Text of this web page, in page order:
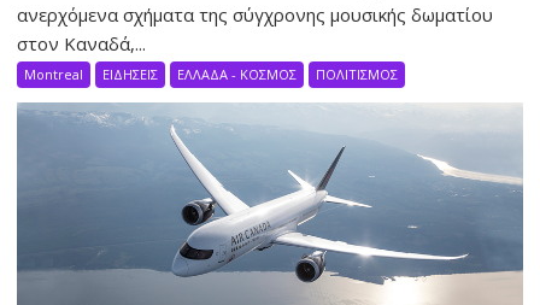
ανερχόμενα σχήματα της σύγχρονης μουσικής δωματίου
στον Καναδά,...
Montreal ΕΙΔΗΣΕΙΣ ΕΛΛΑΔΑ - ΚΟΣΜΟΣ ΠΟΛΙΤΙΣΜΟΣ